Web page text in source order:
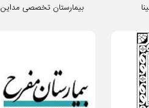
بیمارستان تخصصی مداین